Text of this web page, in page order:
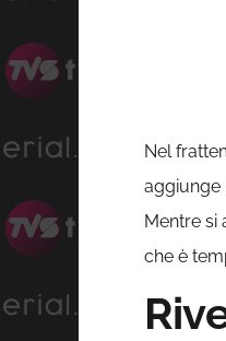
Nel
aggiunge
Mentre si
che è